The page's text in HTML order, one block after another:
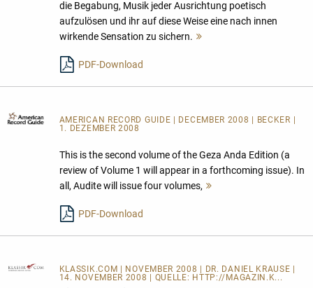
die Begabung, Musik jeder Ausrichtung poetisch
aufzulösen und ihr auf diese Weise eine nach innen
wirkende Sensation zu sichern.
PDF-Download
AMERICAN RECORD GUIDE | DECEMBER 2008 | BECKER |
1. DEZEMBER 2008
This is the second volume of the Geza Anda Edition (a
review of Volume 1 will appear in a forthcoming issue). In
all, Audite will issue four volumes,
PDF-Download
KLASSIK.COM | NOVEMBER 2008 | DR. DANIEL KRAUSE |
14. NOVEMBER 2008 | QUELLE: HTTP://MAGAZIN.K...